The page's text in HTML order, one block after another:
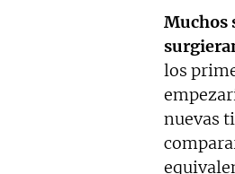
Muchos
los
nuevas